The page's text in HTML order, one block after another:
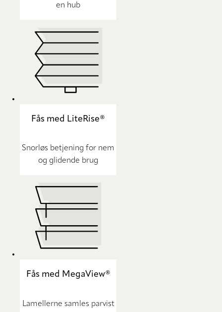
en hub
Fås med LiteRise®
Snorløs betjening for nem
og glidende brug
Fås med MegaView®
Lamellerne samles parvist